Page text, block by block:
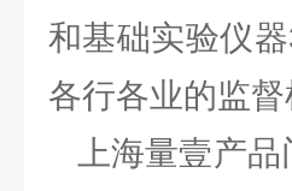
和基础实验仪
各行各业的监督
上海量壹产品